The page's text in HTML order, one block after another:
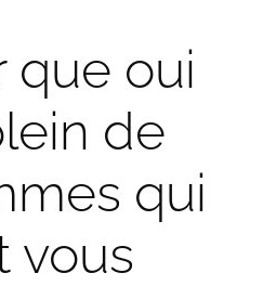
que oui
de
qui
vous